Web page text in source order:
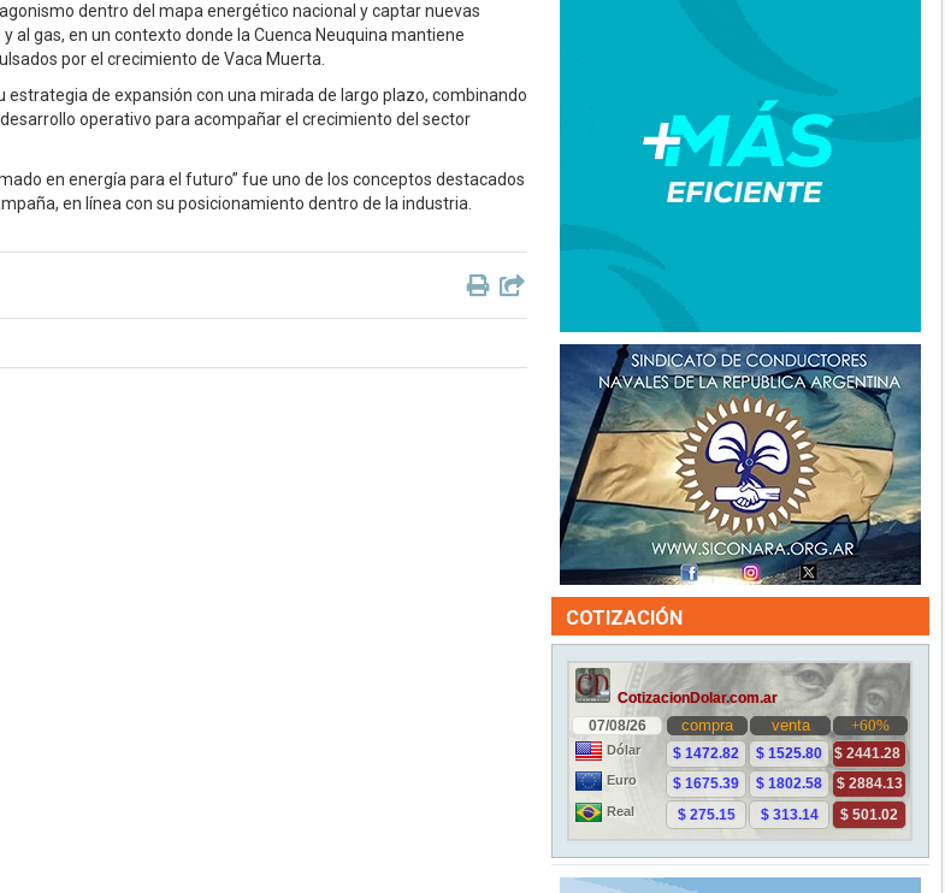
dentro del mapa energético nacional y captar nuevas
al gas, en un contexto donde la Cuenca Neuquina mantiene
por el crecimiento de Vaca Muerta.
estrategia de expansión con una mirada de largo plazo, combinando
operativo para acompañar el crecimiento del sector
en energía para el futuro” fue uno de los conceptos destacados
en línea con su posicionamiento dentro de la industria.
COTIZACIÓN